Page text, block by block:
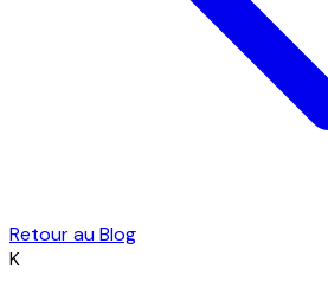
Retour au Blog
K